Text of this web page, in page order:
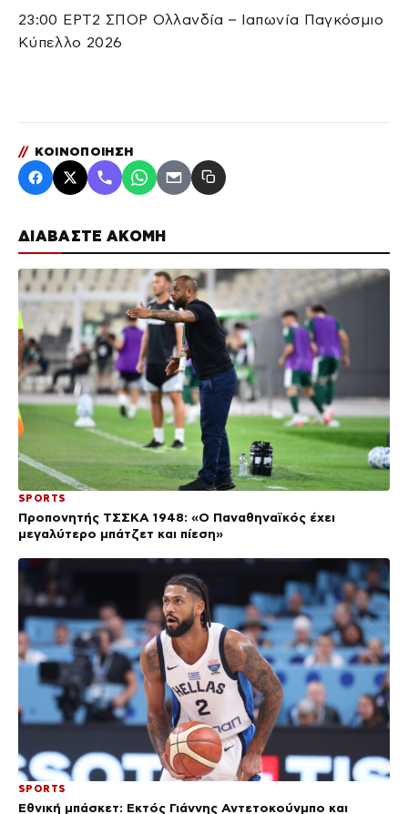
ΔΙΑΒΑΣΤΕ ΑΚΟΜΗ
SPORTS
Προπονητής ΤΣΣΚΑ 1948: «Ο Παναθηναϊκός έχει
μεγαλύτερο μπάτζετ και πίεση»
SPORTS
Εθνική μπάσκετ: Εκτός Γιάννης Αντετοκούνμπο και
23:00 ΕΡΤ2 ΣΠΟΡ Ολλανδία – Ιαπωνία Παγκόσμιο
Κύπελλο 2026
// ΚΟΙΝΟΠΟΙΗΣΗ